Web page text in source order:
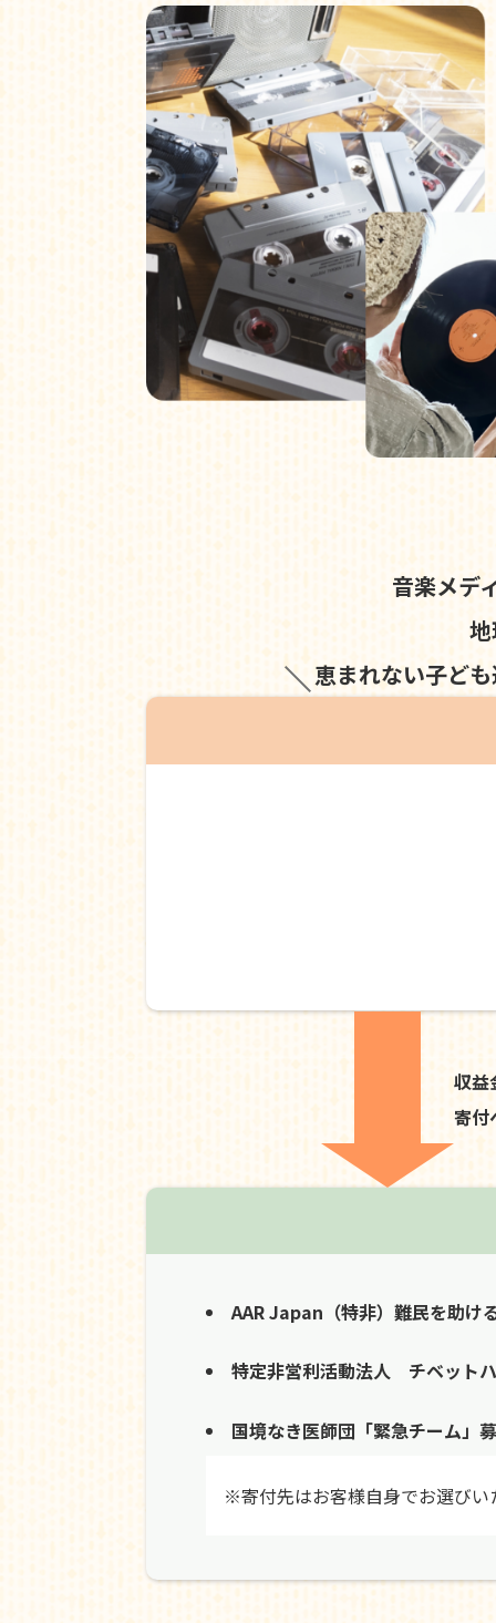
音楽メデ
恵まれない子ど
収益
寄付
AAR Japan（特非）難民を助け
特定非営利活動法人 チベット
国境なき医師団「緊急チーム」
※寄付先はお客様自身でお選びい